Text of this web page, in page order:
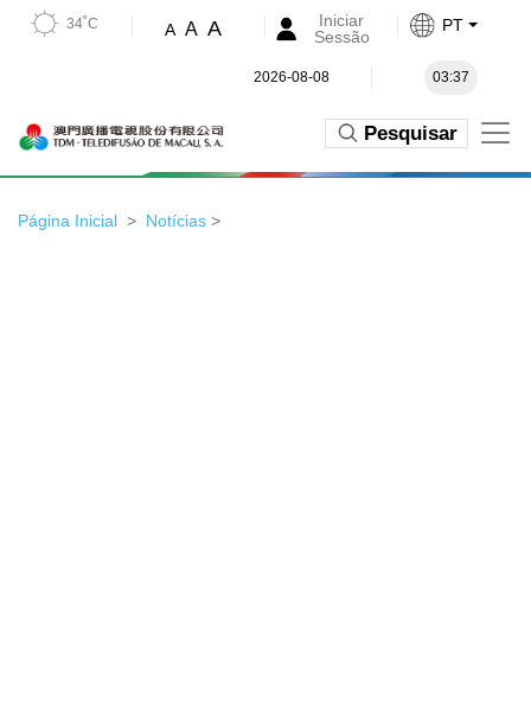
34˚C A A A
Iniciar
Sessão
PT
2026-08-08 03:37
Pesquisar
Página Inicial Notícias >